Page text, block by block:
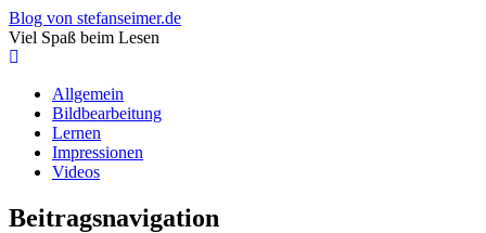
Blog von stefanseimer.de
Viel Spaß beim Lesen
Allgemein
Bildbearbeitung
Lernen
Impressionen
Videos
Beitragsnavigation